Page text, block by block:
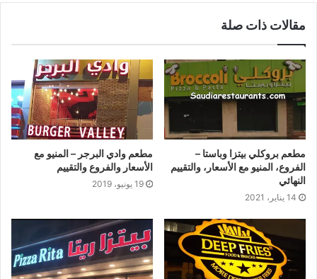
مقالات ذات صلة
مطعم بروكلي بيتزا وباستا –
الفروع، المنيو مع الأسعار، والتقييم
النهائي
14 يناير، 2021
مطعم وادي البرجر – المنيو مع
الأسعار والفروع والتقييم
19 يونيو، 2019